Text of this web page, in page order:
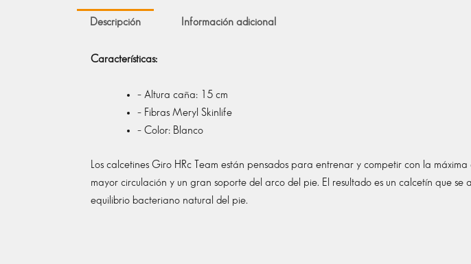
Descripción Información adicional
Características:
– Altura caña: 15 cm
– Fibras Meryl Skinlife
– Color: Blanco
Los calcetines Giro HRc Team están pensados para entrenar y competir con la
mayor circulación y un gran soporte del arco del pie. El resultado es un calcetín que
equilibrio bacteriano natural del pie.